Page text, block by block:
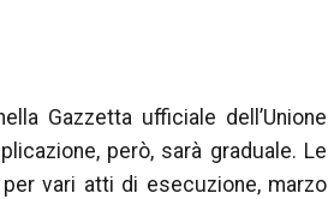
Gazzetta ufficiale dell’Unione
però, sarà graduale. Le
vari atti di esecuzione, marzo